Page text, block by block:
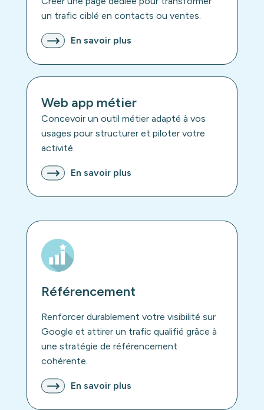
un trafic ciblé en contacts ou ventes.
En savoir plus
Web app métier
Concevoir un outil métier adapté à vos
usages pour structurer et piloter votre
activité.
En savoir plus
Référencement
Renforcer durablement votre visibilité sur
Google et attirer un trafic qualifié grâce à
une stratégie de référencement
cohérente.
En savoir plus